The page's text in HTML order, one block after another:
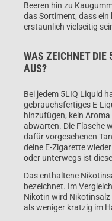
Beeren hin zu
das Sortiment, dass
erstaunlich vielseitig
WAS ZEICHNET
AUS?
Bei jedem 5LIQ Liquid
gebrauchsfertiges E-
hinzufügen, kein
abwarten. Die Flasche
dafür vorgesehenen
deine E-Zigarette
oder unterwegs ist
Das enthaltene
bezeichnet. Im
Nikotin wird
als weniger kratzig im